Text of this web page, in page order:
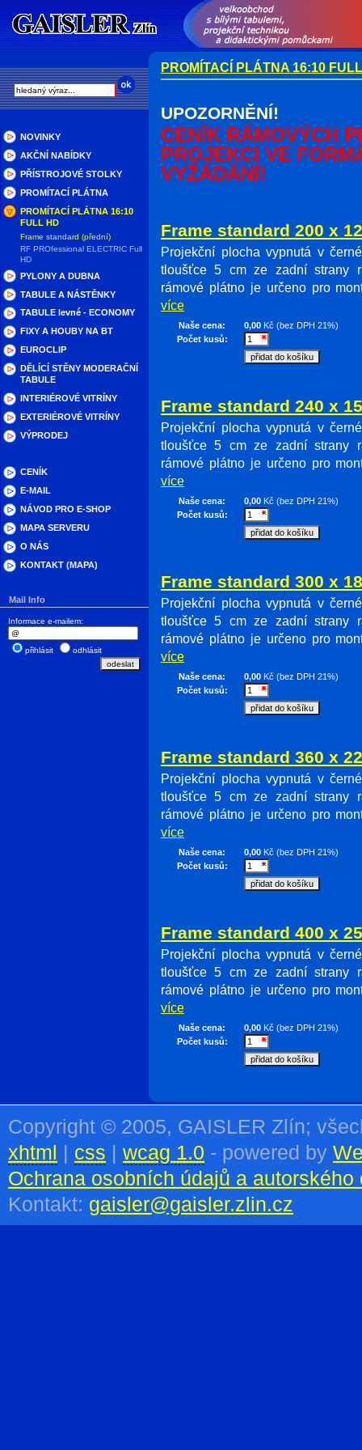
NOVINKY
AKČNÍ NABÍDKY
PŘÍSTROJOVÉ STOLKY
PROMÍTACÍ PLÁTNA
PROMÍTACÍ PLÁTNA 16:10
FULL HD
Frame standard (přední)
RF PROfessional ELECTRIC Full
HD
PYLONY A DUBNA
TABULE A NÁSTĚNKY
TABULE levné - ECONOMY
FIXY A HOUBY NA BT
EUROCLIP
DĚLÍCÍ STĚNY MODERAČNÍ
TABULE
INTERIÉROVÉ VITRÍNY
EXTERIÉROVÉ VITRÍNY
VÝPRODEJ
CENÍK
E-MAIL
NÁVOD PRO E-SHOP
MAPA SERVERU
O NÁS
KONTAKT (MAPA)
Mail Info
Informace e-mailem:
přihlásit odhlásit
PROMÍTACÍ PLÁTNA 16:10
UPOZORNĚNÍ!
CENÍK RÁMOVÝCH
PROJEKCI VE
VYŽÁDÁNÍ!
Frame standard 200 x
Projekční plocha vypnutá v
tloušťce 5 cm ze zadní strany
rámové plátno je určeno pro
více
Naše cena: 0,00 Kč (bez DPH 21%)
Počet kusů:
Frame standard 240 x
Projekční plocha vypnutá v
tloušťce 5 cm ze zadní strany
rámové plátno je určeno pro
více
Naše cena: 0,00 Kč (bez DPH 21%)
Počet kusů:
Frame standard 300 x
Projekční plocha vypnutá v
tloušťce 5 cm ze zadní strany
rámové plátno je určeno pro
více
Naše cena: 0,00 Kč (bez DPH 21%)
Počet kusů:
Frame standard 360 x
Projekční plocha vypnutá v
tloušťce 5 cm ze zadní strany
rámové plátno je určeno pro
více
Naše cena: 0,00 Kč (bez DPH 21%)
Počet kusů:
Frame standard 400 x
Projekční plocha vypnutá v
tloušťce 5 cm ze zadní strany
rámové plátno je určeno pro
více
Naše cena: 0,00 Kč (bez DPH 21%)
Počet kusů:
Copyright © 2005, GAISLER Zlín;
xhtml | css | wcag 1.0 - powered by
Ochrana osobních údajů a autorského
Kontakt: gaisler@gaisler.zlin.cz